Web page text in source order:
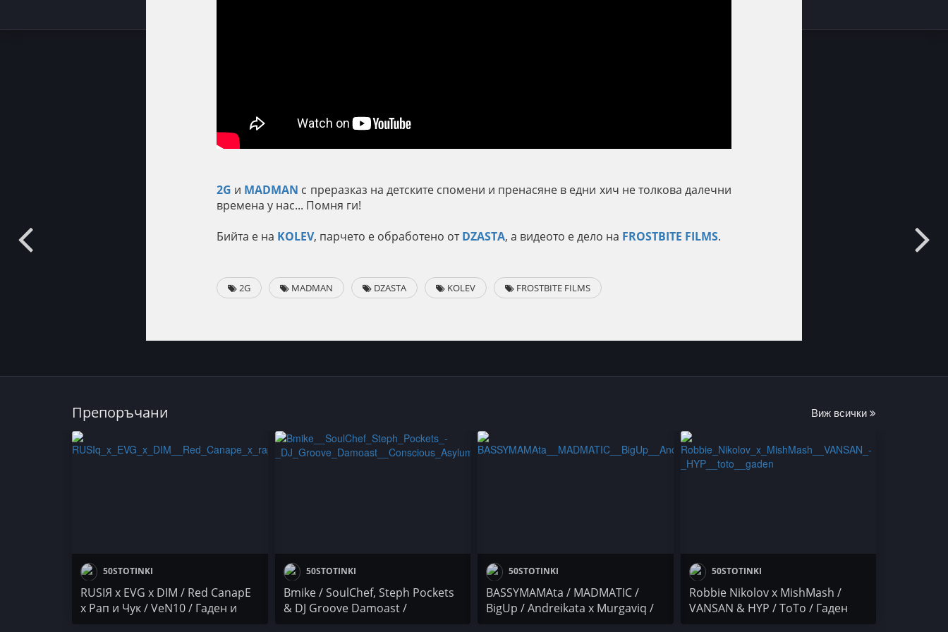
2G и MADMAN с преразказ на детските спомени и пренасяне в едни хич не толкова далечни
времена у нас... Помня ги!
Бийта е на KOLEV, парчето е обработено отDZASTA, а видеото е дело на FROSTBITE FILMS.
2G MADMAN DZASTA KOLEV FROSTBITE FILMS
Препоръчани Виж всички
50STOTINKI
RUSIЯ x EVG x DIM / Red CanapЕ
x Рап и Чук / VeN10 / Гаден и
50STOTINKI
Bmike / SoulChef, Steph Pockets
& DJ Groove Damoast /
50STOTINKI
BASSYMAMAta / MADMATIC /
BigUp / Andreikata x Murgaviq /
50STOTINKI
Robbie Nikolov x MishMash /
VANSAN & HYP / ТоТо / Гаден